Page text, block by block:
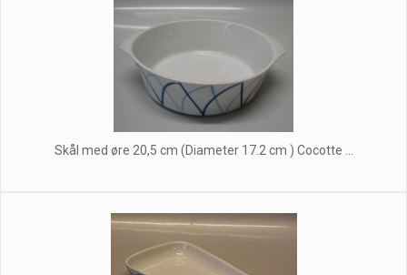
Skål med øre 20,5 cm (Diameter 17.2 cm ) Cocotte ...